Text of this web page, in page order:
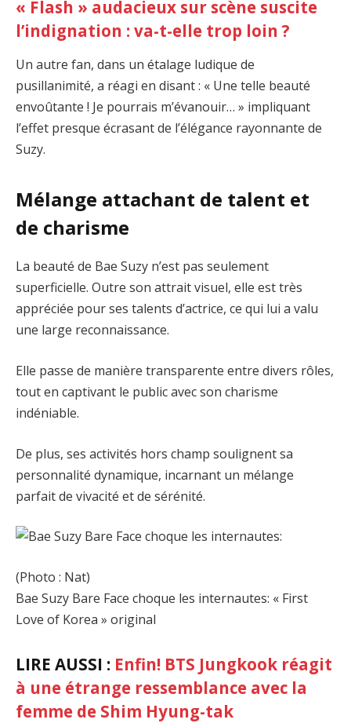
« Flash » audacieux sur scène suscite
l’indignation : va-t-elle trop loin ?
Un autre fan, dans un étalage ludique de
pusillanimité, a réagi en disant : « Une telle beauté
envoûtante ! Je pourrais m’évanouir… » impliquant
l’effet presque écrasant de l’élégance rayonnante de
Suzy.
Mélange attachant de talent et
de charisme
La beauté de Bae Suzy n’est pas seulement
superficielle. Outre son attrait visuel, elle est très
appréciée pour ses talents d’actrice, ce qui lui a valu
une large reconnaissance.
Elle passe de manière transparente entre divers rôles,
tout en captivant le public avec son charisme
indéniable.
De plus, ses activités hors champ soulignent sa
personnalité dynamique, incarnant un mélange
parfait de vivacité et de sérénité.
(Photo : Nat)
Bae Suzy Bare Face choque les internautes: « First
Love of Korea » original
LIRE AUSSI : Enfin! BTS Jungkook réagit
à une étrange ressemblance avec la
femme de Shim Hyung-tak